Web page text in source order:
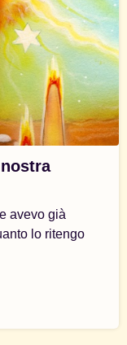
avevo già
lo ritengo